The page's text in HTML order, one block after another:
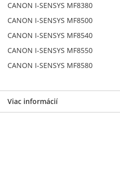
CANON I-SENSYS MF8380
CANON I-SENSYS MF8500
CANON I-SENSYS MF8540
CANON I-SENSYS MF8550
CANON I-SENSYS MF8580
Viac informácií